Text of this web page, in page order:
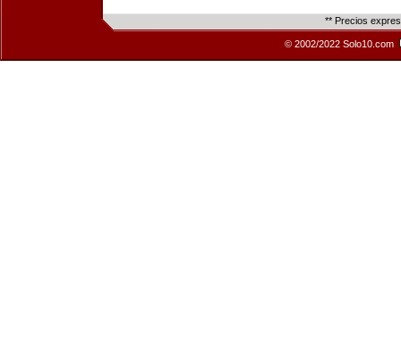
** Precios
© 2002/2022 Solo10.com